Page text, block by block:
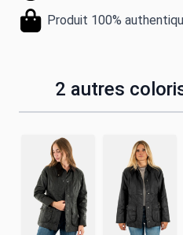
Produit 100%
2 autres